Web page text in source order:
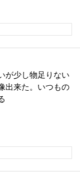
が少し物足りない
出来た。いつもの